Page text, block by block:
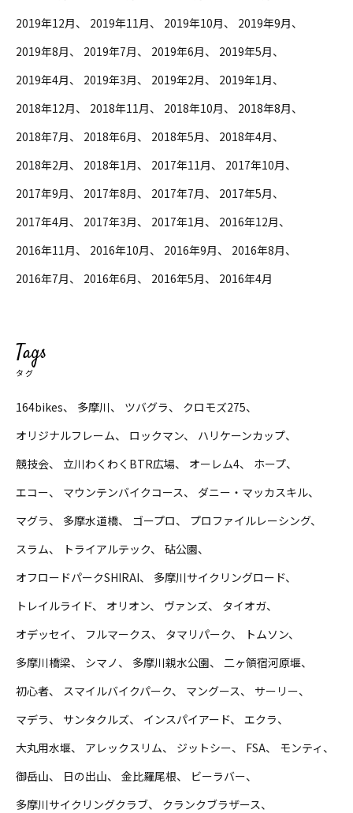
2019年12月
2019年11月 2019年10月
2019年9月
2019年8月
2019年7月 2019年6月
2019年5月
2019年4月
2019年3月 2019年2月
2019年1月
2018年12月
2018年11月 2018年10月
2018年8月
2018年7月
2018年6月 2018年5月
2018年4月
2018年2月
2018年1月 2017年11月
2017年10月
2017年9月
2017年8月 2017年7月
2017年5月
2017年4月
2017年3月 2017年1月
2016年12月
2016年11月
2016年10月 2016年9月
2016年8月
2016年7月
2016年6月 2016年5月 2016年4月
Tags
タグ
164bikes 多摩川 ツバグラ
クロモズ275
オリジナルフレーム
ロックマン
ハリケーンカップ
競技会
立川わくわくBTR広場 オーレム4
ホープ
エコー
マウンテンバイクコース
ダニー・マッカスキル
マグラ
多摩水道橋 ゴープロ
プロファイルレーシング
スラム
トライアルテック
砧公園
オフロードパークSHIRAI
多摩川サイクリングロード
トレイルライド
オリオン ヴァンズ
タイオガ
オデッセイ
フルマークス タマリパーク
トムソン
多摩川橋梁
シマノ 多摩川親水公園
二ヶ領宿河原堰
初心者
スマイルバイクパーク マングース
サーリー
マデラ
サンタクルズ インスパイアード
エクラ
大丸用水堰
アレックスリム ジットシー FSA
モンティ
御岳山
日の出山 金比羅尾根
ビーラバー
多摩川サイクリングクラブ
クランクブラザース